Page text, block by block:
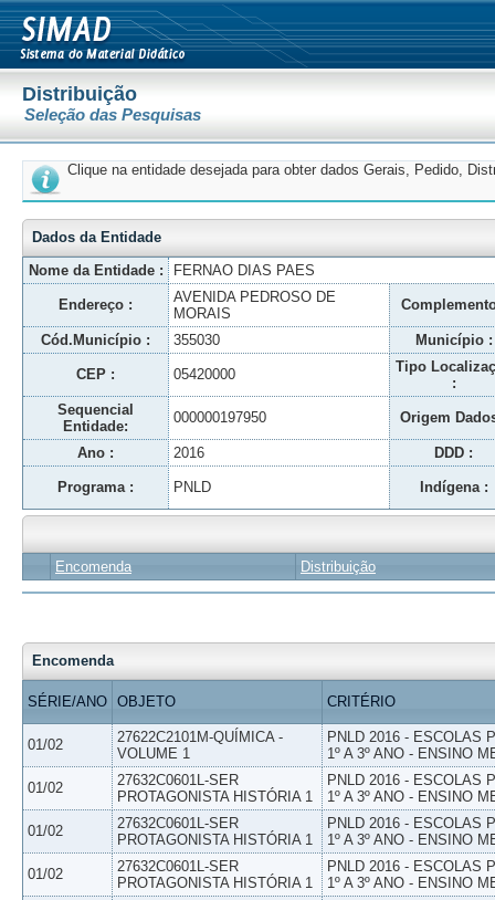
Distribuição
Seleção das Pesquisas
Clique na entidade desejada para obter dados Gerais, Pedido,
Dados da Entidade
Nome da Entidade :
FERNAO DIAS PAES
Endereço :
AVENIDA PEDROSO DE
MORAIS
Cód.Município : 355030 Município :
CEP : 05420000
Tipo
:
Sequencial
Entidade:
000000197950 Origem
Ano : 2016 DDD :
Programa : PNLD Indígena :
Encomenda Distribuição
Encomenda
SÉRIE/ANO OBJETO CRITÉRIO
01/02
27622C2101M-QUÍMICA -
VOLUME 1
PNLD 2016 - ESCOLAS
1º A 3º ANO - ENSINO
01/02
27632C0601L-SER
PROTAGONISTA HISTÓRIA 1
PNLD 2016 - ESCOLAS
1º A 3º ANO - ENSINO
01/02
27632C0601L-SER
PROTAGONISTA HISTÓRIA 1
PNLD 2016 - ESCOLAS
1º A 3º ANO - ENSINO
01/02
27632C0601L-SER
PROTAGONISTA HISTÓRIA 1
PNLD 2016 - ESCOLAS
1º A 3º ANO - ENSINO